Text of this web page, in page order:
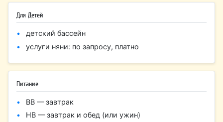
Для Детей
детский бассейн
услуги няни: по запросу, платно
Питание
BB — завтрак
HB — завтрак и обед (или ужин)